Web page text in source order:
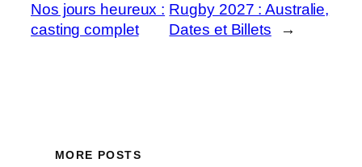
Nos jours heureux :
casting complet
Rugby 2027 : Australie,
Dates et Billets
→
MORE POSTS